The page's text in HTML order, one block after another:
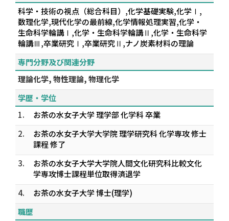
科学・技術の視点（総合科目）,化学基礎実験,化学Ⅰ,
数理化学,現代化学の最前線,化学情報処理実習,化学・
生命科学輪講Ⅰ,化学・生命科学輪講Ⅱ,化学・生命科学
輪講Ⅲ,卒業研究Ⅰ,卒業研究Ⅱ,ナノ炭素材料の理論
専門分野及び関連分野
理論化学, 物性理論, 物理化学
学歴・学位
1.
お茶の水女子大学 理学部 化学科 卒業
2.
お茶の水女子大学大学院 理学研究科 化学専攻 修士
課程 修了
3.
お茶の水女子大学大学院人間文化研究科比較文化
学専攻博士課程単位取得済退学
4.
お茶の水女子大学 博士(理学)
職歴